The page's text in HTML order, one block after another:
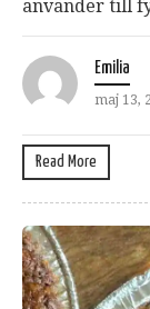
använder till
Emilia
maj 13,
Read More